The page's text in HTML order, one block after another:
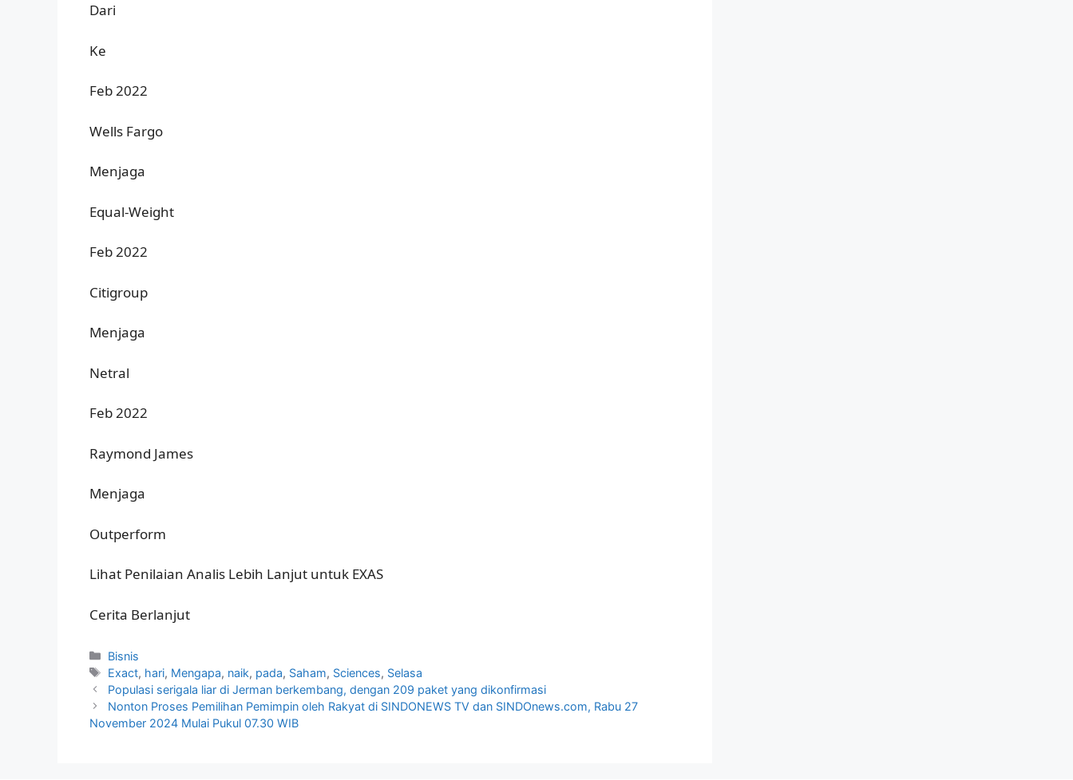
Dari
Ke
Feb 2022
Wells Fargo
Menjaga
Equal-Weight
Feb 2022
Citigroup
Menjaga
Netral
Feb 2022
Raymond James
Menjaga
Outperform
Lihat Penilaian Analis Lebih Lanjut untuk EXAS
Cerita Berlanjut
Kategori
Bisnis
Tag
Exact, hari, Mengapa, naik, pada, Saham, Sciences, Selasa
Populasi serigala liar di Jerman berkembang, dengan 209 paket yang dikonfirmasi
Nonton Proses Pemilihan Pemimpin oleh Rakyat di SINDONEWS TV dan SINDOnews.com, Rabu 27
November 2024 Mulai Pukul 07.30 WIB